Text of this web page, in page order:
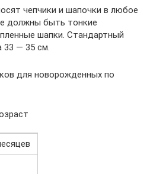
чепчики и шапочки в любое
должны быть тонкие
шапки. Стандартный
33 — 35 см.
для новорожденных по